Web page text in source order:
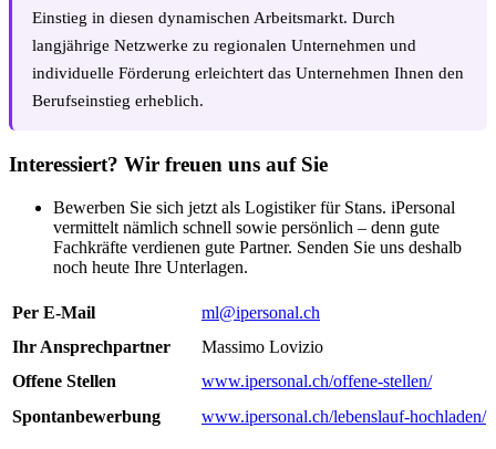
Einstieg in diesen dynamischen Arbeitsmarkt. Durch
langjährige Netzwerke zu regionalen Unternehmen und
individuelle Förderung erleichtert das Unternehmen Ihnen den
Berufseinstieg erheblich.
Interessiert? Wir freuen uns auf Sie
Bewerben Sie sich jetzt als Logistiker für Stans. iPersonal
vermittelt nämlich schnell sowie persönlich – denn gute
Fachkräfte verdienen gute Partner. Senden Sie uns deshalb
noch heute Ihre Unterlagen.
Per E-Mail
ml@ipersonal.ch
Ihr Ansprechpartner
Massimo Lovizio
Offene Stellen
www.ipersonal.ch/offene-stellen/
Spontanbewerbung
www.ipersonal.ch/lebenslauf-hochladen/